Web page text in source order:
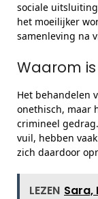
sociale
het moeilijker
samenleving na
Waarom
Het behandelen
onethisch, maar
crimineel
vuil, hebben
zich daardoor
LEZEN Sara,